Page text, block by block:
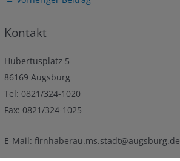
Kontakt
Hubertusplatz 5
86169 Augsburg
Tel: 0821/324-1020
Fax: 0821/324-1025
E-Mail: firnhaberau.ms.stadt@augsburg.de